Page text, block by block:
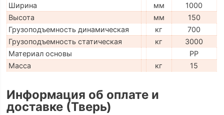
Ширина
мм
1000
Высота
мм
150
Грузоподъемность динамическая
кг
700
Грузоподъемность статическая
кг
3000
Материал основы
PP
Масса
кг 15
Информация об оплате и
доставке (Тверь)